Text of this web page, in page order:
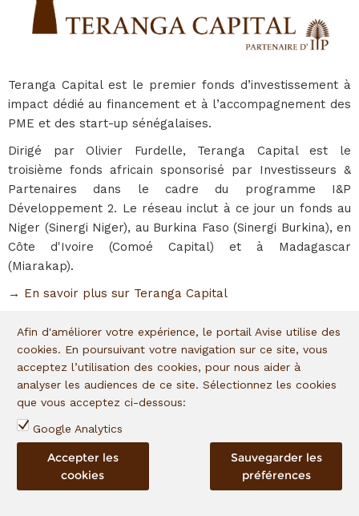
Teranga Capital est le premier fonds d’investissement à
impact dédié au financement et à l’accompagnement des
PME et des start-up sénégalaises.
Dirigé par Olivier Furdelle, Teranga Capital est le
troisième fonds africain sponsorisé par Investisseurs &
Partenaires dans le cadre du programme I&P
Développement 2. Le réseau inclut à ce jour un fonds au
Niger (Sinergi Niger), au Burkina Faso (Sinergi Burkina), en
Côte d'Ivoire (Comoé Capital) et à Madagascar
(Miarakap).
→ En savoir plus sur Teranga Capital
En portefeuille depuis: 2020
21.07.2020
Teranga Automobiles
Afin d'améliorer votre expérience, le portail Avise utilise des
cookies. En poursuivant votre navigation sur ce site, vous
acceptez l’utilisation des cookies, pour nous aider à
analyser les audiences de ce site. Sélectionnez les cookies
que vous acceptez ci-dessous:
Google Analytics
Sauvegarder les
préférences
Accepter les
cookies